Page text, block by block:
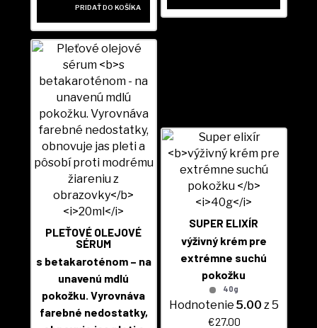
PRIDAŤ DO KOŠÍKA
PLEŤOVÉ OLEJOVÉ
SÉRUM
s betakaroténom – na
unavenú mdlú
pokožku. Vyrovnáva
farebné nedostatky,
SUPER ELIXÍR
výživný krém pre
extrémne suchú
pokožku
40g
Hodnotenie 5.00 z 5
€27.00